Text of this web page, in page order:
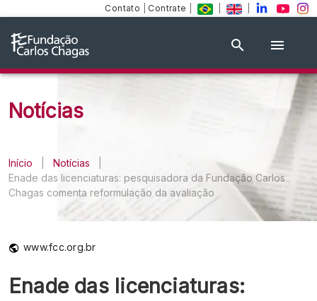
Contato Contrate
Notícias
Início Notícias
Enade das licenciaturas: pesquisadora da Fundação Carlos
Chagas comenta reformulação da avaliação
www.fcc.org.br
Enade das licenciaturas: